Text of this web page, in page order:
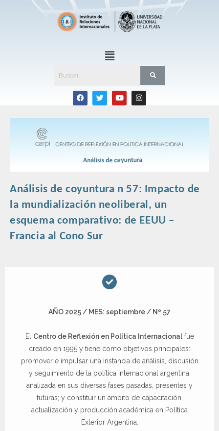
Análisis de coyuntura n 57: Impacto de
la mundialización neoliberal, un
esquema comparativo: de EEUU –
Francia al Cono Sur
AÑO 2025 / MES: septiembre / Nº 57
El Centro de Reflexión en Política Internacionalfue
creado en 1995 y tiene como objetivos principales:
promover e impulsar una instancia de análisis, discusión
y seguimiento de la política internacional argentina,
analizada en sus diversas fases pasadas, presentes y
futuras; y constituir un ámbito de capacitación,
actualización y producción académica en Política
Exterior Argentina.